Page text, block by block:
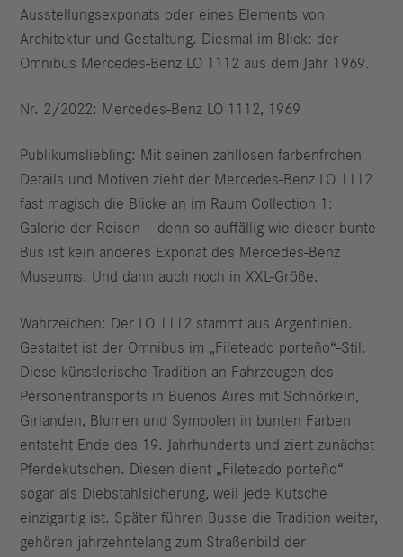
Ausstellungsexponats oder eines Elements von
Architektur und Gestaltung. Diesmal im Blick: der
Omnibus Mercedes-Benz LO 1112 aus dem Jahr 1969.
Nr. 2/2022: Mercedes-Benz LO 1112, 1969
Publikumsliebling: Mit seinen zahllosen farbenfrohen
Details und Motiven zieht der Mercedes-Benz LO 1112
fast magisch die Blicke an im Raum Collection 1:
Galerie der Reisen – denn so auffällig wie dieser bunte
Bus ist kein anderes Exponat des Mercedes-Benz
Museums. Und dann auch noch in XXL-Größe.
Wahrzeichen: Der LO 1112 stammt aus Argentinien.
Gestaltet ist der Omnibus im „Fileteado porteño“-Stil.
Diese künstlerische Tradition an Fahrzeugen des
Personentransports in Buenos Aires mit Schnörkeln,
Girlanden, Blumen und Symbolen in bunten Farben
entsteht Ende des 19. Jahrhunderts und ziert zunächst
Pferdekutschen. Diesen dient „Fileteado porteño“
sogar als Diebstahlsicherung, weil jede Kutsche
einzigartig ist. Später führen Busse die Tradition weiter,
gehören jahrzehntelang zum Straßenbild der